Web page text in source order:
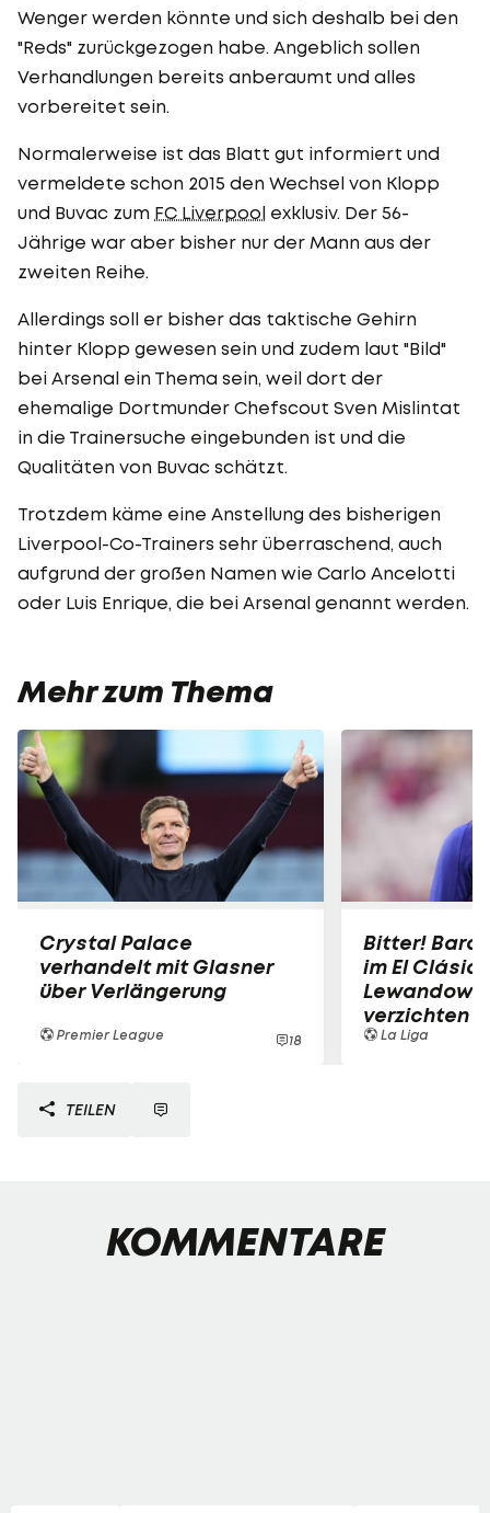
Wenger werden könnte und sich deshalb bei den
"Reds" zurückgezogen habe. Angeblich sollen
Verhandlungen bereits anberaumt und alles
vorbereitet sein.
Normalerweise ist das Blatt gut informiert und
vermeldete schon 2015 den Wechsel von Klopp
und Buvac zum FC Liverpool exklusiv. Der 56-
Jährige war aber bisher nur der Mann aus der
zweiten Reihe.
Allerdings soll er bisher das taktische Gehirn
hinter Klopp gewesen sein und zudem laut "Bild"
bei Arsenal ein Thema sein, weil dort der
ehemalige Dortmunder Chefscout Sven Mislintat
in die Trainersuche eingebunden ist und die
Qualitäten von Buvac schätzt.
Trotzdem käme eine Anstellung des bisherigen
Liverpool-Co-Trainers sehr überraschend, auch
aufgrund der großen Namen wie Carlo Ancelotti
oder Luis Enrique, die bei Arsenal genannt werden.
Mehr zum Thema
Crystal Palace
verhandelt mit Glasner
über Verlängerung
Premier League 18
Bitter!
im El
verzichten
La Liga
TEILEN
KOMMENTARE